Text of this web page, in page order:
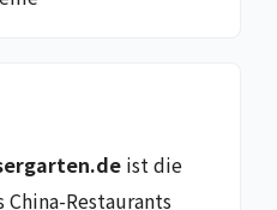
ist die
Restaurants